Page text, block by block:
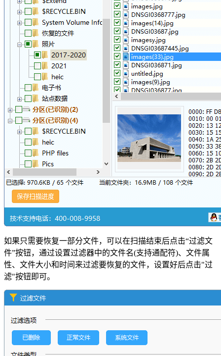
如果只需要恢复一部分文件，可以在扫描结束后点击“过滤文
件”按钮，通过设置过滤器中的文件名(支持通配符)、文件属
性、文件大小和时间来过滤要恢复的文件，设置好后点击"过
滤"按钮即可。